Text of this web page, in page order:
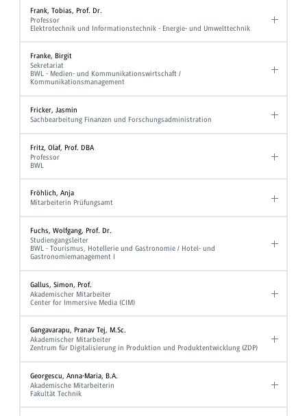
Frank, Tobias, Prof. Dr.
Professor
Elektrotechnik und Informationstechnik - Energie- und Umwelttechnik
Franke, Birgit
Sekretariat
BWL - Medien- und Kommunikationswirtschaft /
Kommunikationsmanagement
Fricker, Jasmin
Sachbearbeitung Finanzen und Forschungsadministration
Fritz, Olaf, Prof. DBA
Professor
BWL
Fröhlich, Anja
Mitarbeiterin Prüfungsamt
Fuchs, Wolfgang, Prof. Dr.
Studiengangsleiter
BWL - Tourismus, Hotellerie und Gastronomie / Hotel- und
Gastronomiemanagement I
Gallus, Simon, Prof.
Akademischer Mitarbeiter
Center for Immersive Media (CIM)
Gangavarapu, Pranav Tej, M.Sc.
Akademischer Mitarbeiter
Zentrum für Digitalisierung in Produktion und Produktentwicklung (ZDP)
Georgescu, Anna-Maria, B.A.
Akademische Mitarbeiterin
Fakultät Technik